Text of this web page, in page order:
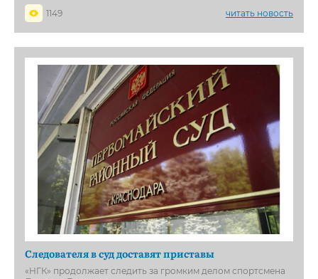
1149
читать новость
Следователя в суд доставят приставы
«НГК» продолжает следить за громким делом спортсмена